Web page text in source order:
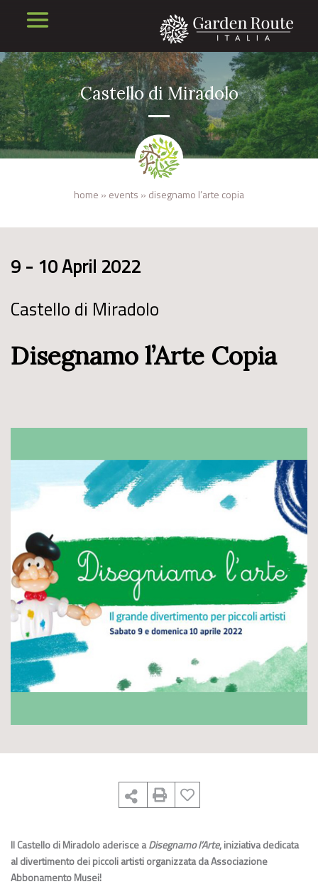
Castello di Miradolo
home » events » disegnamo l’arte copia
9 - 10 April 2022
Castello di Miradolo
Disegnamo l’Arte Copia
Il Castello di Miradolo aderisce aDisegnamo l’Arte, iniziativa dedicata
al divertimento dei piccoli artisti organizzata da Associazione
Abbonamento Musei!